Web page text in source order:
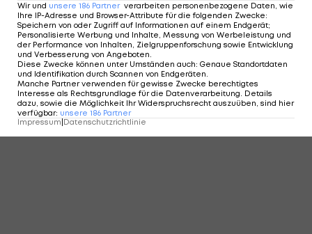
FIS-Klarstellung nach Kriechmayr-
Aussagen: "Das ist nicht fair"
Ski Alpin
Wir und unsere 186 Partner verarbeiten personenbezogene Daten, wie
Ihre IP-Adresse und Browser-Attribute für die folgenden Zwecke:
Speichern von oder Zugriff auf Informationen auf einem Endgerät;
Personalisierte Werbung und Inhalte, Messung von Werbeleistung und
der Performance von Inhalten, Zielgruppenforschung sowie Entwicklung
und Verbesserung von Angeboten.
Diese Zwecke können unter Umständen auch: Genaue Standortdaten
und Identifikation durch Scannen von Endgeräten.
Manche Partner verwenden für gewisse Zwecke berechtigtes
Interesse als Rechtsgrundlage für die Datenverarbeitung. Details
dazu, sowie die Möglichkeit Ihr Widerspruchsrecht auszuüben, sind hier
verfügbar: unsere 186 Partner
Impressum Datenschutzrichtlinie